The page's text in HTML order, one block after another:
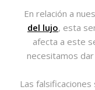
En relación a
del lujo, esta
afecta a este
necesitamos
Las